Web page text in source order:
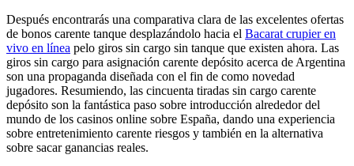
Después encontrarás una comparativa clara de las excelentes ofertas
de bonos carente tanque desplazándolo hacia el Bacarat crupier en
vivo en línea pelo giros sin cargo sin tanque que existen ahora. Las
giros sin cargo para asignación carente depósito acerca de Argentina
son una propaganda diseñada con el fin de como novedad
jugadores. Resumiendo, las cincuenta tiradas sin cargo carente
depósito son la fantástica paso sobre introducción alrededor del
mundo de los casinos online sobre España, dando una experiencia
sobre entretenimiento carente riesgos y también en la alternativa
sobre sacar ganancias reales.